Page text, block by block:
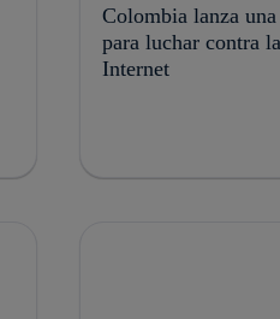
Colombia lanza
para luchar contra
Internet